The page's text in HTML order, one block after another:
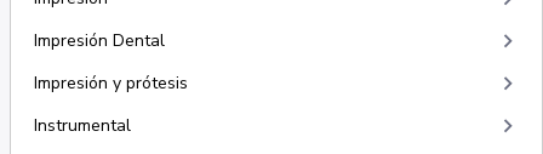
Impresión Dental keyboard_arrow_right
Impresión y prótesis keyboard_arrow_right
Instrumental keyboard_arrow_right